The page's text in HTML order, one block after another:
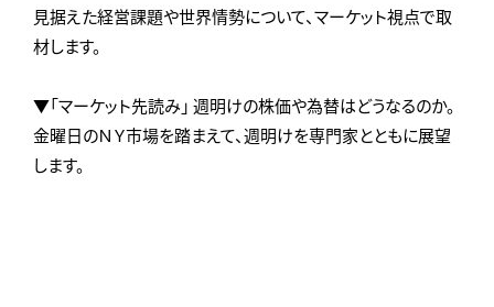
見据えた経営課題や世界情勢について、マーケット視点で取
材します。
▼「マーケット先読み」 週明けの株価や為替はどうなるのか。
金曜日のＮＹ市場を踏まえて、週明けを専門家とともに展望
します。